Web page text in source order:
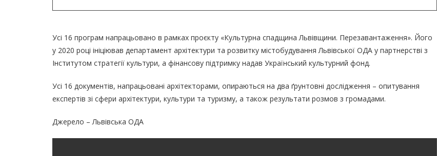
Усі 16 програм напрацьовано в рамках проєкту «Культурна спадщина Львівщини. Перезавантаження». Його
у 2020 році ініціював департамент архітектури та розвитку містобудування Львівської ОДА у партнерстві з
Інститутом стратегії культури, а фінансову підтримку надав Український культурний фонд.
Усі 16 документів, напрацьовані архітекторами, опираються на два ґрунтовні дослідження – опитування
експертів зі сфери архітектури, культури та туризму, а також результати розмов з громадами.
Джерело – Львівська ОДА